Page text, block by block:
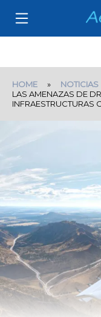
HOME » NOTICIAS
LAS AMENAZAS DE
INFRAESTRUCTURAS